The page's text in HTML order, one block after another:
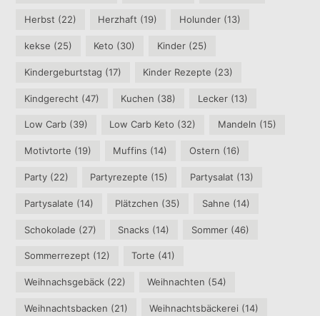
Herbst (22) Herzhaft (19) Holunder(13)
kekse (25) Keto (30) Kinder(25)
Kindergeburtstag (17) Kinder Rezepte (23)
Kindgerecht (47) Kuchen (38) Lecker(13)
Low Carb (39) Low Carb Keto (32) Mandeln (15)
Motivtorte (19) Muffins (14) Ostern (16)
Party (22) Partyrezepte (15) Partysalat (13)
Partysalate (14) Plätzchen (35) Sahne (14)
Schokolade (27) Snacks (14) Sommer(46)
Sommerrezept (12) Torte (41)
Weihnachsgebäck (22) Weihnachten (54)
Weihnachtsbacken (21) Weihnachtsbäckerei (14)